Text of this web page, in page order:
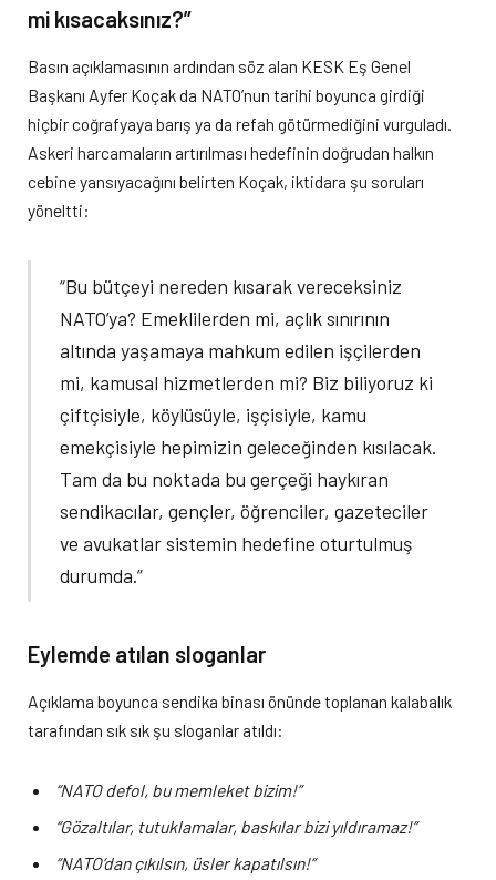
mi kısacaksınız?”
Basın açıklamasının ardından söz alan KESK Eş Genel
Başkanı Ayfer Koçak da NATO’nun tarihi boyunca girdiği
hiçbir coğrafyaya barış ya da refah götürmediğini vurguladı.
Askeri harcamaların artırılması hedefinin doğrudan halkın
cebine yansıyacağını belirten Koçak, iktidara şu soruları
yöneltti:
“Bu bütçeyi nereden kısarak vereceksiniz
NATO’ya? Emeklilerden mi, açlık sınırının
altında yaşamaya mahkum edilen işçilerden
mi, kamusal hizmetlerden mi? Biz biliyoruz ki
çiftçisiyle, köylüsüyle, işçisiyle, kamu
emekçisiyle hepimizin geleceğinden kısılacak.
Tam da bu noktada bu gerçeği haykıran
sendikacılar, gençler, öğrenciler, gazeteciler
ve avukatlar sistemin hedefine oturtulmuş
durumda.”
Eylemde atılan sloganlar
Açıklama boyunca sendika binası önünde toplanan kalabalık
tarafından sık sık şu sloganlar atıldı:
“NATO defol, bu memleket bizim!”
“Gözaltılar, tutuklamalar, baskılar bizi yıldıramaz!”
“NATO’dan çıkılsın, üsler kapatılsın!”